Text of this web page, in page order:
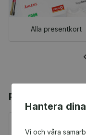
Hantera
Vi och våra
Alla presentkort
Populära